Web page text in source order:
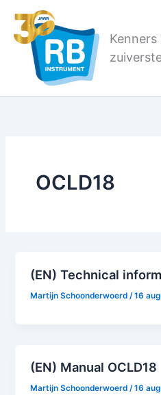
naar
OCLD18
(EN) Technical
Martijn Schoonderwoerd /16
(EN) Manual OCLD18
Martijn Schoonderwoerd/16